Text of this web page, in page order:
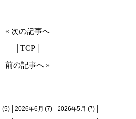
« 次の記事へ
TOP│
前の記事へ »
(5) 2026年6月 (7) 2026年5月 (7)